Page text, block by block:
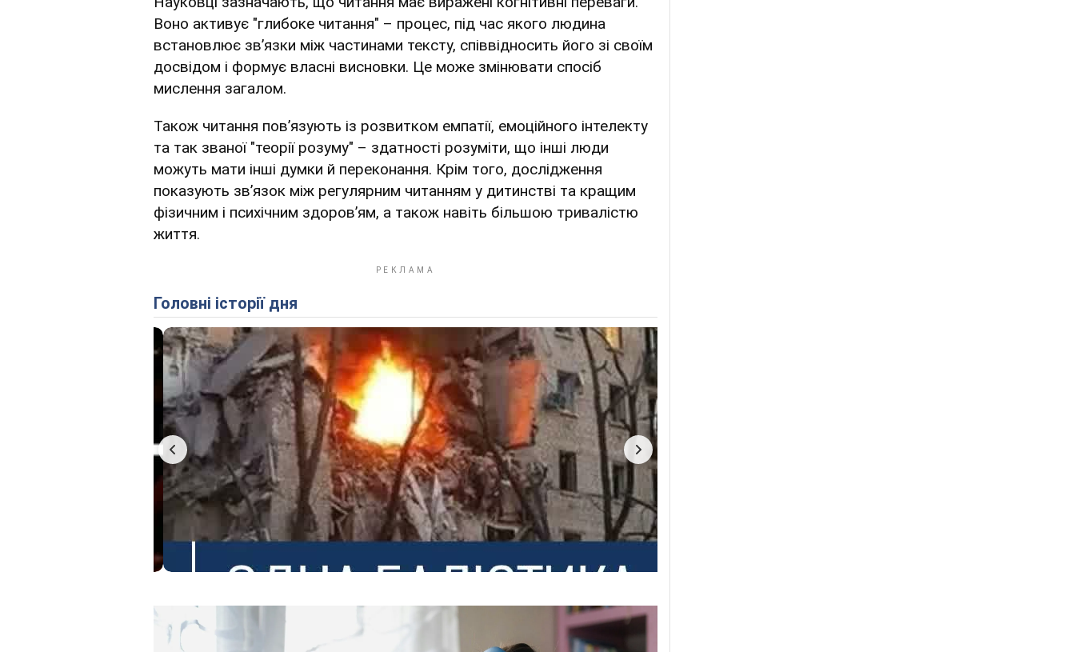
Воно активує "глибоке читання" – процес, під час якого людина
встановлює зв’язки між частинами тексту, співвідносить його зі своїм
досвідом і формує власні висновки. Це може змінювати спосіб
мислення загалом.
Також читання пов’язують із розвитком емпатії, емоційного інтелекту
та так званої "теорії розуму" – здатності розуміти, що інші люди
можуть мати інші думки й переконання. Крім того, дослідження
показують зв’язок між регулярним читанням у дитинстві та кращим
фізичним і психічним здоров’ям, а також навіть більшою тривалістю
життя.
Головні історії дня